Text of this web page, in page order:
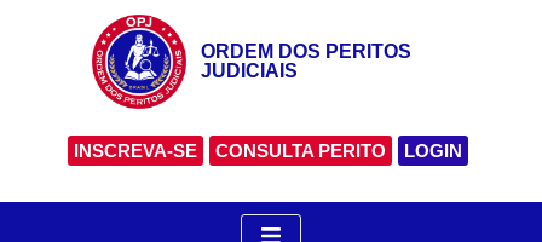
ORDEM DOS PERITOS
JUDICIAIS
INSCREVA-SE CONSULTA PERITO LOGIN